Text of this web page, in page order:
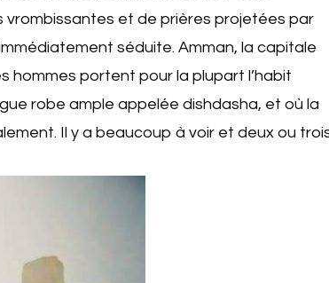
et de prières projetées par
séduite. Amman, la capitale
hommes portent pour la plupart l’habit
robe ample appelée dishdasha, et où la
Il y a beaucoup à voir et deux ou